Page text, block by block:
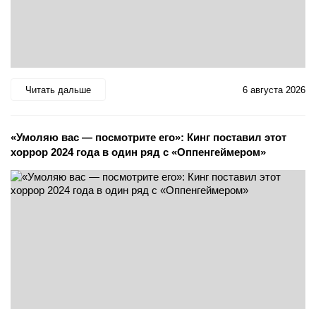
Читать дальше 6 августа 2026
«Умоляю вас — посмотрите его»: Кинг поставил этот
хоррор 2024 года в один ряд с «Оппенгеймером»